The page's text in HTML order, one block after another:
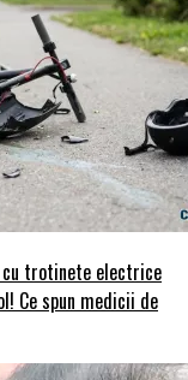
cu trotinete electrice
Ce spun medicii de